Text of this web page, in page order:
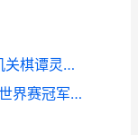
原神灵蕈棋阵第一天过关诀窍 原神机关棋谭灵妙之局第三关
英雄联盟世界赛2023时间 英雄联盟世界赛冠军历史